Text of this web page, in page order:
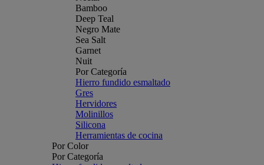
Bamboo
Deep Teal
Negro Mate
Sea Salt
Garnet
Nuit
Por Categoría
Hierro fundido esmaltado
Gres
Hervidores
Molinillos
Silicona
Herramientas de cocina
Por Color
Por Categoría